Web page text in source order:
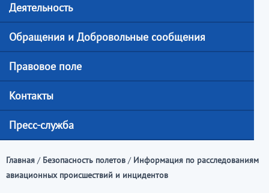
Деятельность
Обращения и Добровольные сообщения
Правовое поле
Контакты
Пресс-служба
Главная / Безопасность полетов / Информация по расследованиям
авиационных происшествий и инцидентов